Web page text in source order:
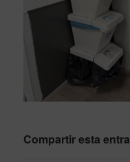
Compartir esta